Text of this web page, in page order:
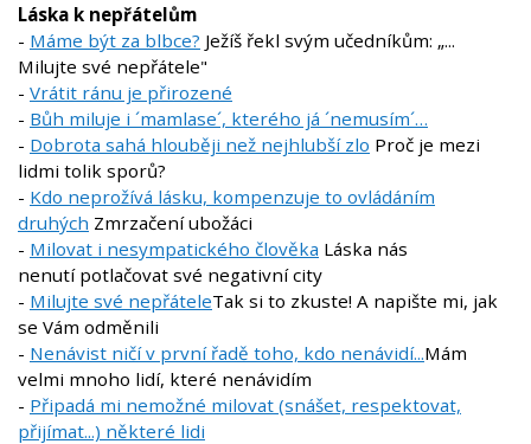
Láska k nepřátelům
- Máme být za blbce? Ježíš řekl svým učedníkům: „...
Milujte své nepřátele"
- Vrátit ránu je přirozené
- Bůh miluje i ´mamlase´, kterého já ´nemusím´…
- Dobrota sahá hlouběji než nejhlubší zlo Proč je mezi
lidmi tolik sporů?
- Kdo neprožívá lásku, kompenzuje to ovládáním
druhých Zmrzačení ubožáci
- Milovat i nesympatického člověka Láska nás
nenutí potlačovat své negativní city
- Milujte své nepřáteleTak si to zkuste! A napište mi, jak
se Vám odměnili
- Nenávist ničí v první řadě toho, kdo nenávidí...Mám
velmi mnoho lidí, které nenávidím
- Připadá mi nemožné milovat (snášet, respektovat,
přijímat...) některé lidi